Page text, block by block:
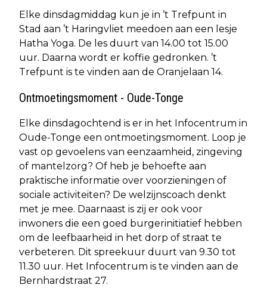
Elke dinsdagmiddag kun je in ’t Trefpunt in
Stad aan ’t Haringvliet meedoen aan een lesje
Hatha Yoga. De les duurt van 14.00 tot 15.00
uur. Daarna wordt er koffie gedronken. ’t
Trefpunt is te vinden aan de Oranjelaan 14.
Ontmoetingsmoment - Oude-Tonge
Elke dinsdagochtend is er in het Infocentrum in
Oude-Tonge een ontmoetingsmoment. Loop je
vast op gevoelens van eenzaamheid, zingeving
of mantelzorg? Of heb je behoefte aan
praktische informatie over voorzieningen of
sociale activiteiten? De welzijnscoach denkt
met je mee. Daarnaast is zij er ook voor
inwoners die een goed burgerinitiatief hebben
om de leefbaarheid in het dorp of straat te
verbeteren. Dit spreekuur duurt van 9.30 tot
11.30 uur. Het Infocentrum is te vinden aan de
Bernhardstraat 27.